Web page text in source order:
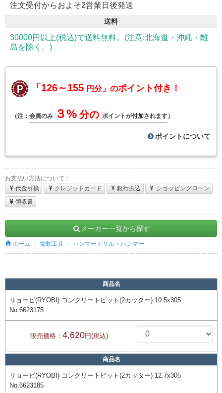
注文受付からおよそ2営業日後発送
送料
30000円以上(税込)で送料無料。(注意:北海道・沖縄・離
島を除く。)
「126～155 円分」のポイント付き！
（注： 会員のみ ３% 分の ポイントが付加されます）
ポイントについて
お支払い方法について：
代金引換
クレジットカード 銀行振込
ショッピングローン
領収書
メーカー一覧から探す
ホーム 電動工具 ハンマードリル・ハンマー
商品名
リョービ(RYOBI) コンクリートビット(2カッター) 10.5x305
No.6623175
販売価格： 4,620円(税込)
商品名
リョービ(RYOBI) コンクリートビット(2カッター) 12.7x305
No.6623185